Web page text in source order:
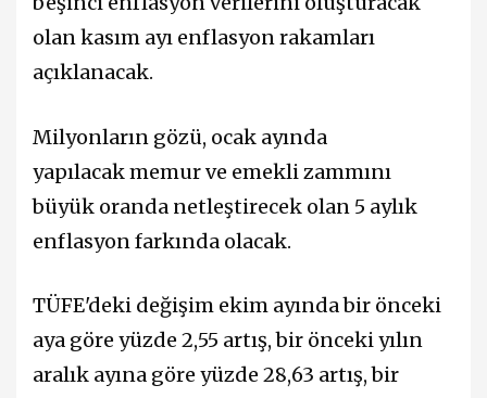
olan kasım ayı enflasyon rakamları
açıklanacak.
Milyonların gözü, ocak ayında
yapılacak memur ve emekli zammını
büyük oranda netleştirecek olan 5 aylık
enflasyon farkında olacak.
TÜFE'deki değişim ekim ayında bir önceki
aya göre yüzde 2,55 artış, bir önceki yılın
aralık ayına göre yüzde 28,63 artış, bir